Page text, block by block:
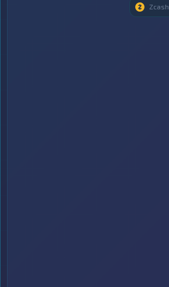
Zcash